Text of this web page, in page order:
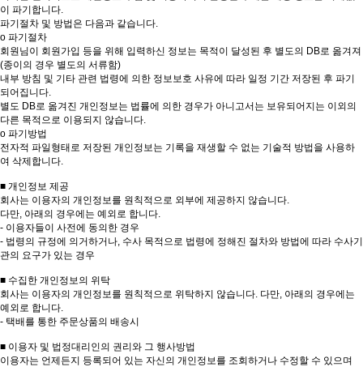
이 파기합니다.
파기절차 및 방법은 다음과 같습니다.
ο 파기절차
회원님이 회원가입 등을 위해 입력하신 정보는 목적이 달성된 후 별도의 DB로 옮겨져
(종이의 경우 별도의 서류함)
내부 방침 및 기타 관련 법령에 의한 정보보호 사유에 따라 일정 기간 저장된 후 파기
되어집니다.
별도 DB로 옮겨진 개인정보는 법률에 의한 경우가 아니고서는 보유되어지는 이외의
다른 목적으로 이용되지 않습니다.
ο 파기방법
전자적 파일형태로 저장된 개인정보는 기록을 재생할 수 없는 기술적 방법을 사용하
여 삭제합니다.
■ 개인정보 제공
회사는 이용자의 개인정보를 원칙적으로 외부에 제공하지 않습니다.
다만, 아래의 경우에는 예외로 합니다.
- 이용자들이 사전에 동의한 경우
- 법령의 규정에 의거하거나, 수사 목적으로 법령에 정해진 절차와 방법에 따라 수사기
관의 요구가 있는 경우
■ 수집한 개인정보의 위탁
회사는 이용자의 개인정보를 원칙적으로 위탁하지 않습니다. 다만, 아래의 경우에는
예외로 합니다.
- 택배를 통한 주문상품의 배송시
■ 이용자 및 법정대리인의 권리와 그 행사방법
이용자는 언제든지 등록되어 있는 자신의 개인정보를 조회하거나 수정할 수 있으며